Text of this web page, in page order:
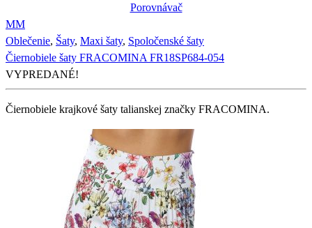
Porovnávač
MM
Oblečenie, Šaty, Maxi šaty, Spoločenské šaty
Čiernobiele šaty FRACOMINA FR18SP684-054
VYPREDANÉ!
Čiernobiele krajkové šaty talianskej značky FRACOMINA.